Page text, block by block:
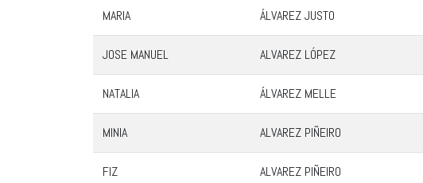
MARIA ÁLVAREZ JUSTO
JOSE MANUEL ALVAREZ LÓPEZ
NATALIA ÁLVAREZ MELLE
MINIA ALVAREZ PIÑEIRO
FIZ ALVAREZ PIÑEIRO